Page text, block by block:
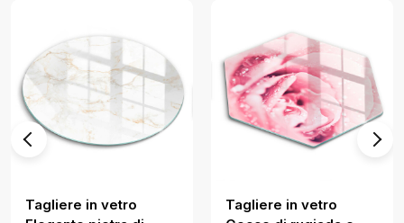
Tagliere in vetro
Tagliere in vetro